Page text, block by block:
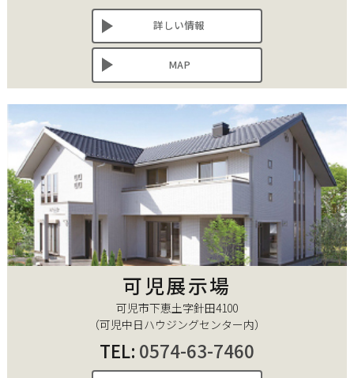
詳しい情報
MAP
可児展示場
可児市下恵土字針田4100
（可児中日ハウジングセンター内）
TEL: 0574-63-7460